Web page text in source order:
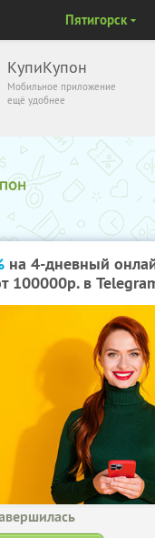
КупиКупон
Мобильное приложение
ещё удобнее
Пятигорск
на 4-дневный
100000р. в